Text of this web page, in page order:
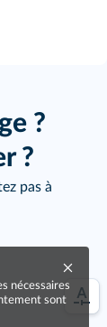
?
?
pas à
nécessaires
sont